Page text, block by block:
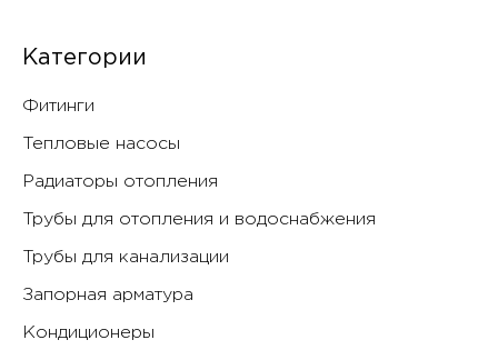
Категории
Фитинги
Тепловые насосы
Радиаторы отопления
Трубы для отопления и водоснабжения
Трубы для канализации
Запорная арматура
Кондиционеры